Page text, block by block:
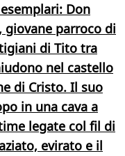
Don
giovane parroco di
di Tito tra
nel castello
di Cristo. Il suo
in una cava a
legate col fil di
evirato e il